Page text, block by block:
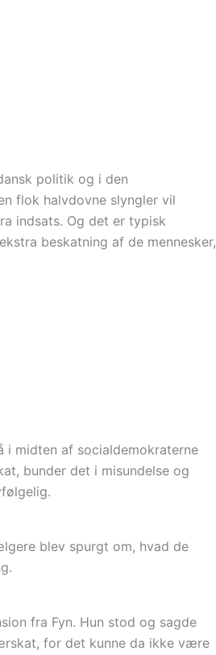
politik og i den
flok halvdovne slyngler vil
indsats. Og det er typisk
beskatning af de mennesker,
midten af socialdemokraterne
bunder det i misundelse og
blev spurgt om, hvad de
fra Fyn. Hun stod og sagde
for det kunne da ikke være